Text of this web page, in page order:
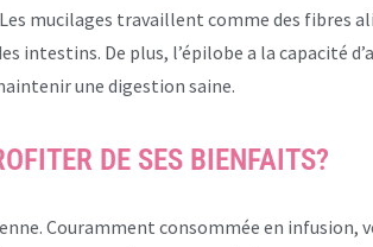
mucilages travaillent comme des fibres
intestins. De plus, l’épilobe a la capacité
une digestion saine.
DE SES BIENFAITS?
Couramment consommée en infusion,